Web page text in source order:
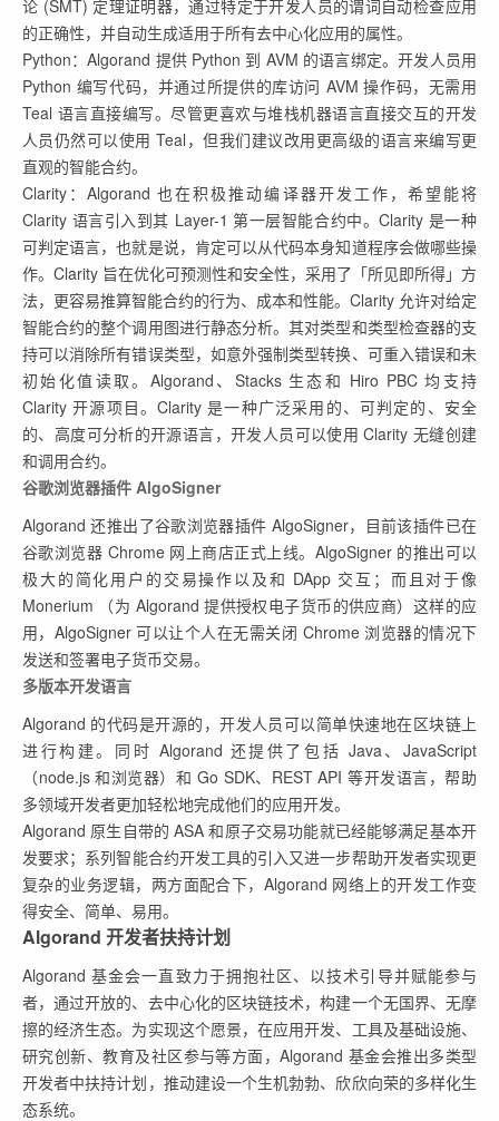
论 (SMT) 定理证明器，通过特定于开发人员的谓词自动检查应用
的正确性，并自动生成适用于所有去中心化应用的属性。
Python：Algorand 提供 Python 到 AVM 的语言绑定。开发人员用
Python 编写代码，并通过所提供的库访问 AVM 操作码，无需用
Teal 语言直接编写。尽管更喜欢与堆栈机器语言直接交互的开发
人员仍然可以使用 Teal，但我们建议改用更高级的语言来编写更
直观的智能合约。
Clarity：Algorand 也在积极推动编译器开发工作，希望能将
Clarity 语言引入到其 Layer-1 第一层智能合约中。Clarity 是一种
可判定语言，也就是说，肯定可以从代码本身知道程序会做哪些操
作。Clarity 旨在优化可预测性和安全性，采用了「所见即所得」方
法，更容易推算智能合约的行为、成本和性能。Clarity 允许对给定
智能合约的整个调用图进行静态分析。其对类型和类型检查器的支
持可以消除所有错误类型，如意外强制类型转换、可重入错误和未
初始化值读取。Algorand、Stacks 生态和 Hiro PBC 均支持
Clarity 开源项目。Clarity 是一种广泛采用的、可判定的、安全
的、高度可分析的开源语言，开发人员可以使用 Clarity 无缝创建
和调用合约。
谷歌浏览器插件 AlgoSigner
Algorand 还推出了谷歌浏览器插件 AlgoSigner，目前该插件已在
谷歌浏览器 Chrome 网上商店正式上线。AlgoSigner 的推出可以
极大的简化用户的交易操作以及和 DApp 交互；而且对于像
Monerium （为 Algorand 提供授权电子货币的供应商）这样的应
用，AlgoSigner 可以让个人在无需关闭 Chrome 浏览器的情况下
发送和签署电子货币交易。
多版本开发语言
Algorand 的代码是开源的，开发人员可以简单快速地在区块链上
进行构建。同时 Algorand 还提供了包括 Java、JavaScript
（node.js 和浏览器）和 Go SDK、REST API 等开发语言，帮助
多领域开发者更加轻松地完成他们的应用开发。
Algorand 原生自带的 ASA 和原子交易功能就已经能够满足基本开
发要求；系列智能合约开发工具的引入又进一步帮助开发者实现更
复杂的业务逻辑，两方面配合下，Algorand 网络上的开发工作变
得安全、简单、易用。
Algorand 开发者扶持计划
Algorand 基金会一直致力于拥抱社区、以技术引导并赋能参与
者，通过开放的、去中心化的区块链技术，构建一个无国界、无摩
擦的经济生态。为实现这个愿景，在应用开发、工具及基础设施、
研究创新、教育及社区参与等方面，Algorand 基金会推出多类型
开发者中扶持计划，推动建设一个生机勃勃、欣欣向荣的多样化生
态系统。